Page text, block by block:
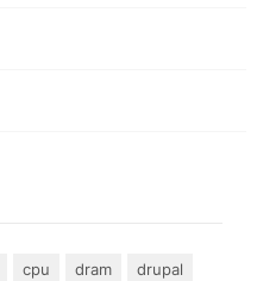
cpu dram
drupal